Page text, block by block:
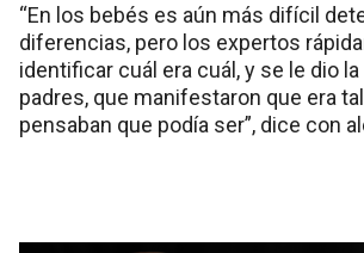
“En los bebés es aún más difícil
diferencias, pero los expertos
identificar cuál era cuál, y se le dio
padres, que manifestaron que era
pensaban que podía ser”, dice con